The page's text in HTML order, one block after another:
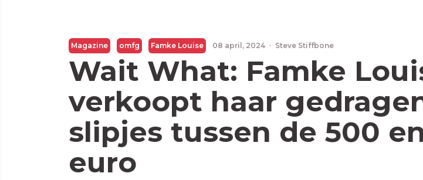
Magazine omfg Famke Louise 08 april, 2024 · Steve Stiffbone
Wait What: Famke
verkoopt haar
slipjes tussen de 500
euro